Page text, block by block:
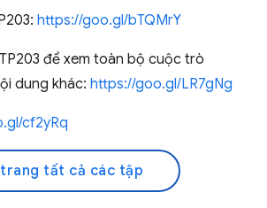
https://goo.gl/bTQMrY
để xem toàn bộ cuộc trò
dung khác: https://goo.gl/LR7gNg
cf2yRq
tất cả các tập